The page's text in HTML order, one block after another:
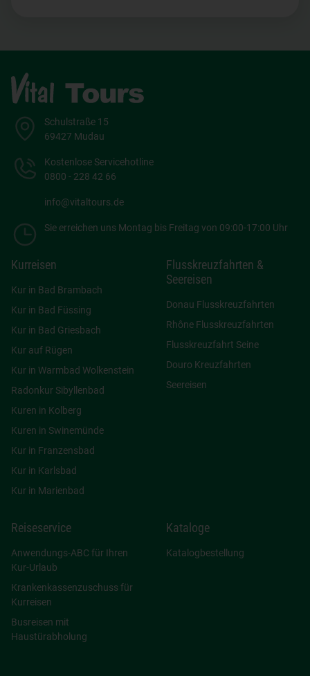
Schulstraße 15
69427 Mudau
Kostenlose Servicehotline
0800 - 228 42 66
info@vitaltours.de
Sie erreichen uns Montag bis Freitag von 09:00-17:00 Uhr
Kurreisen
Kur in Bad Brambach
Kur in Bad Füssing
Kur in Bad Griesbach
Kur auf Rügen
Kur in Warmbad Wolkenstein
Radonkur Sibyllenbad
Kuren in Kolberg
Kuren in Swinemünde
Kur in Franzensbad
Kur in Karlsbad
Kur in Marienbad
Flusskreuzfahrten &
Seereisen
Donau Flusskreuzfahrten
Rhône Flusskreuzfahrten
Flusskreuzfahrt Seine
Douro Kreuzfahrten
Seereisen
Reiseservice
Anwendungs-ABC für Ihren
Kur-Urlaub
Krankenkassenzuschuss für
Kurreisen
Busreisen mit
Haustürabholung
Kataloge
Katalogbestellung